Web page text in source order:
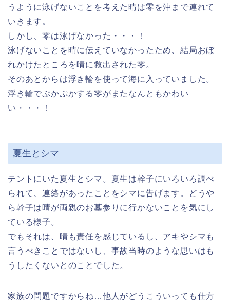
うように泳げないことを考えた晴は零を沖まで連れて
いきます。
しかし、零は泳げなかった・・・！
泳げないことを晴に伝えていなかったため、結局おぼ
れかけたところを晴に救出された零。
そのあとからは浮き輪を使って海に入っていました。
浮き輪でぷかぷかする零がまたなんともかわい
い・・・！
夏生とシマ
テントにいた夏生とシマ。夏生は幹子にいろいろ調べ
られて、連絡があったことをシマに告げます。どうや
ら幹子は晴が両親のお墓参りに行かないことを気にし
ている様子。
でもそれは、晴も責任を感じているし、アキやシマも
言うべきことではないし、事故当時のような思いはも
うしたくないとのことでした。
家族の問題ですからね…他人がどうこういっても仕方